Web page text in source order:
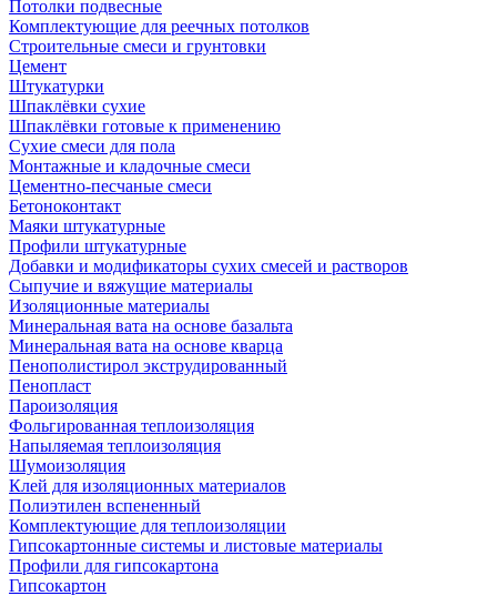
Потолки подвесные
Комплектующие для реечных потолков
Строительные смеси и грунтовки
Цемент
Штукатурки
Шпаклёвки сухие
Шпаклёвки готовые к применению
Сухие смеси для пола
Монтажные и кладочные смеси
Цементно-песчаные смеси
Бетоноконтакт
Маяки штукатурные
Профили штукатурные
Добавки и модификаторы сухих смесей и растворов
Сыпучие и вяжущие материалы
Изоляционные материалы
Минеральная вата на основе базальта
Минеральная вата на основе кварца
Пенополистирол экструдированный
Пенопласт
Пароизоляция
Фольгированная теплоизоляция
Напыляемая теплоизоляция
Шумоизоляция
Клей для изоляционных материалов
Полиэтилен вспененный
Комплектующие для теплоизоляции
Гипсокартонные системы и листовые материалы
Профили для гипсокартона
Гипсокартон